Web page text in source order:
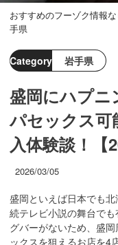
おすすめのフーゾク情報
手県
Category 岩手県
盛岡にハプニ
パセックス可
入体験談！【
2026/03/05
盛岡といえば日本でも
続テレビ小説の舞台で
グバーがないため、盛
ックスを狙えるお店を4